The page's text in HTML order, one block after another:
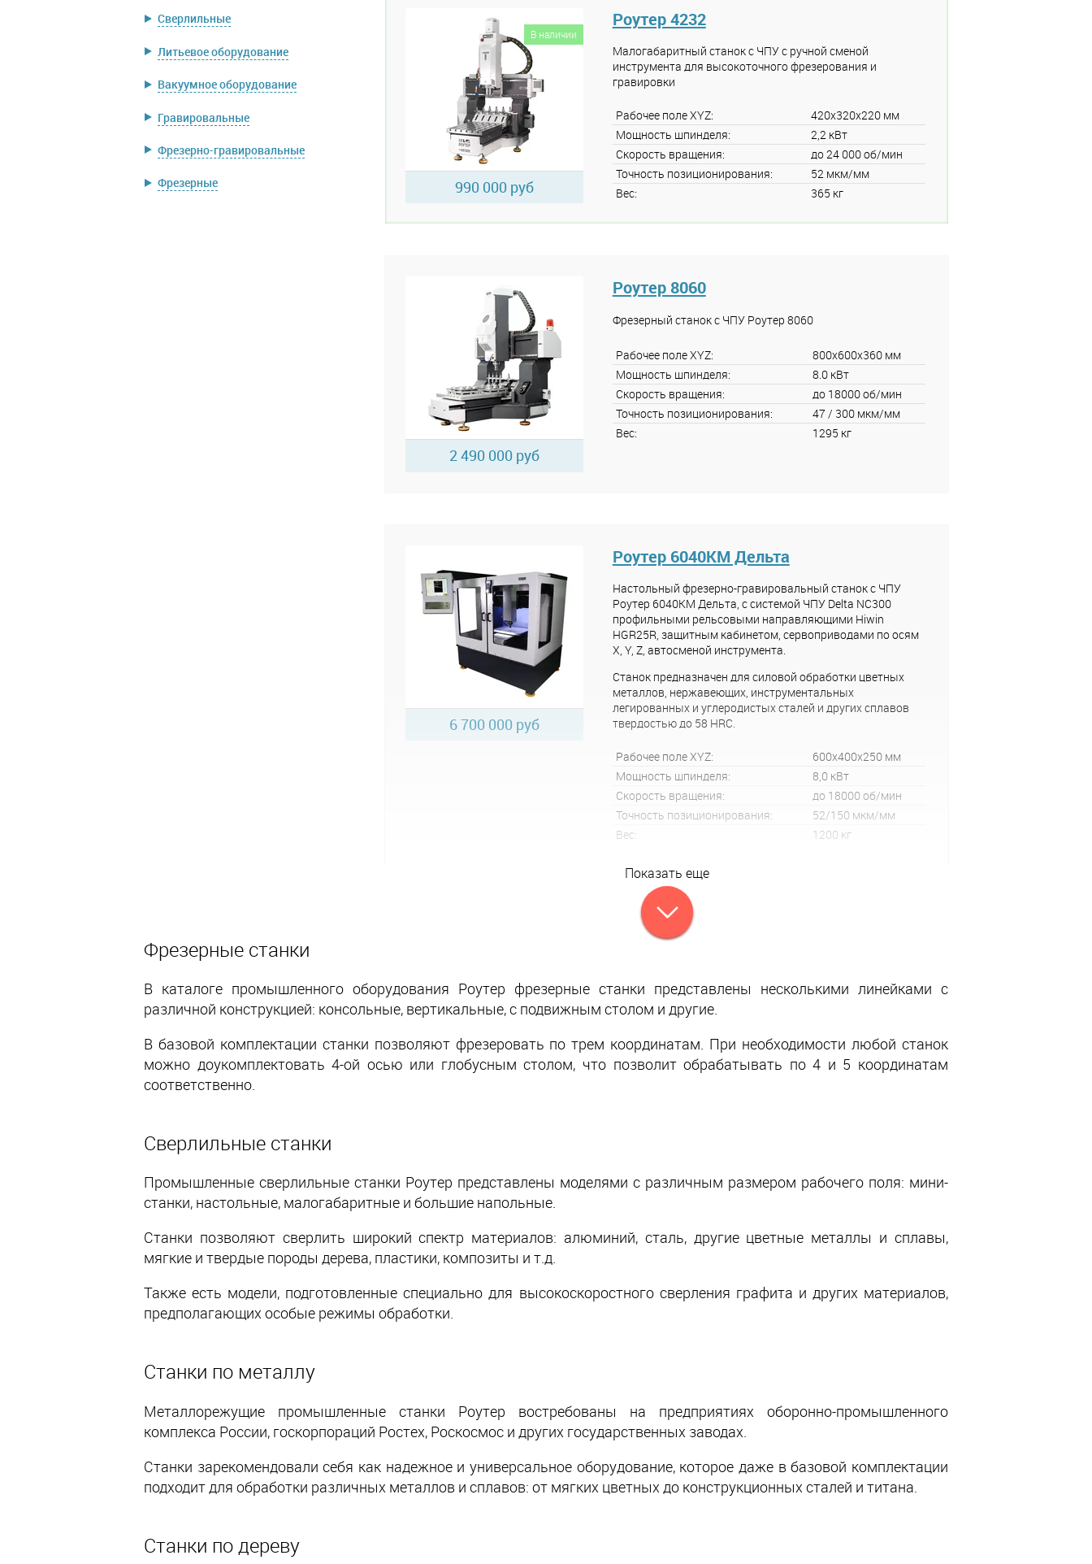
Сверлильные
Литьевое оборудование
Вакуумное оборудование
Гравировальные
Фрезерно-гравировальные
Фрезерные
В наличии
990 000 руб
Роутер 4232
Малогабаритный станок с ЧПУ с ручной сменой
инструмента для высокоточного фрезерования и
гравировки
Рабочее поле XYZ:
420x320x220 мм
Мощность шпинделя:
2,2 кВт
Скорость вращения:
до 24 000 об/мин
Точность позиционирования:
52 мкм/мм
Вес:
365 кг
2 490 000 руб
Роутер 8060
Фрезерный станок с ЧПУ Роутер 8060
Рабочее поле XYZ:
800x600x360 мм
Мощность шпинделя:
8.0 кВт
Скорость вращения:
до 18000 об/мин
Точность позиционирования:
47 / 300 мкм/мм
Вес:
1295 кг
6 700 000 руб
Роутер 6040КМ Дельта
Настольный фрезерно-гравировальный станок с ЧПУ
Роутер 6040КМ Дельта, с системой ЧПУ Delta NC300
профильными рельсовыми направляющими Hiwin
HGR25R, защитным кабинетом, сервоприводами по осям
X, Y, Z, автосменой инструмента.
Станок предназначен для силовой обработки цветных
металлов, нержавеющих, инструментальных
легированных и углеродистых сталей и других сплавов
твердостью до 58 HRC.
Рабочее поле XYZ:
600x400x250 мм
Мощность шпинделя:
8,0 кВт
Скорость вращения:
до 18000 об/мин
Точность позиционирования:
52/150 мкм/мм
Вес:
1200 кг
Показать еще
Фрезерные станки
В каталоге промышленного оборудования Роутер фрезерные станки представлены несколькими линейками с
различной конструкцией: консольные, вертикальные, с подвижным столом и другие.
В базовой комплектации станки позволяют фрезеровать по трем координатам. При необходимости любой станок
можно доукомплектовать 4-ой осью или глобусным столом, что позволит обрабатывать по 4 и 5 координатам
соответственно.
Сверлильные станки
Промышленные сверлильные станки Роутер представлены моделями с различным размером рабочего поля: мини-
станки, настольные, малогабаритные и большие напольные.
Станки позволяют сверлить широкий спектр материалов: алюминий, сталь, другие цветные металлы и сплавы,
мягкие и твердые породы дерева, пластики, композиты и т.д.
Также есть модели, подготовленные специально для высокоскоростного сверления графита и других материалов,
предполагающих особые режимы обработки.
Станки по металлу
Металлорежущие промышленные станки Роутер востребованы на предприятиях оборонно-промышленного
комплекса России, госкорпораций Ростех, Роскосмос и других государственных заводах.
Станки зарекомендовали себя как надежное и универсальное оборудование, которое даже в базовой комплектации
подходит для обработки различных металлов и сплавов: от мягких цветных до конструкционных сталей и титана.
Станки по дереву